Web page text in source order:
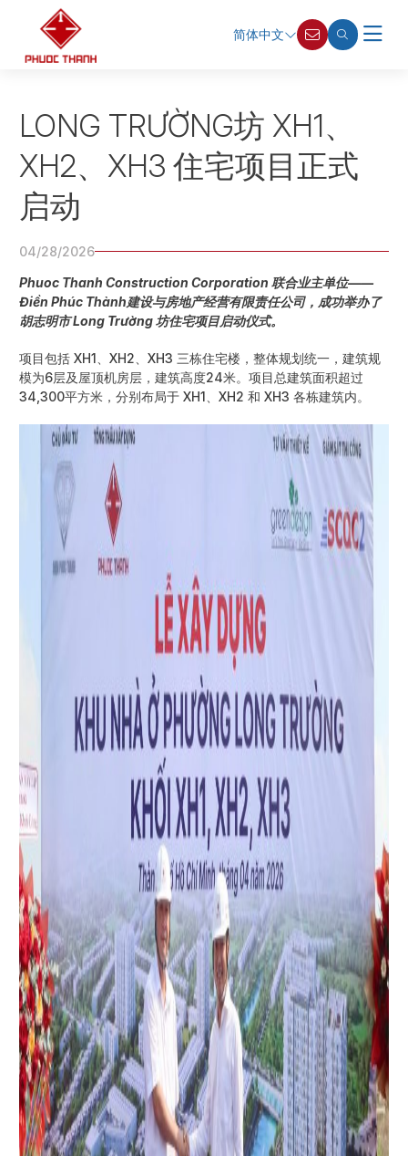
简体中文
LONG TRƯỜNG坊 XH1、
XH2、XH3 住宅项目正式
启动
04/28/2026
Phuoc Thanh Construction Corporation 联合业主单位——
Điền Phúc Thành建设与房地产经营有限责任公司，成功举办了
胡志明市 Long Trường 坊住宅项目启动仪式。
项目包括 XH1、XH2、XH3 三栋住宅楼，整体规划统一，建筑规
模为6层及屋顶机房层，建筑高度24米。项目总建筑面积超过
34,300平方米，分别布局于 XH1、XH2 和 XH3 各栋建筑内。